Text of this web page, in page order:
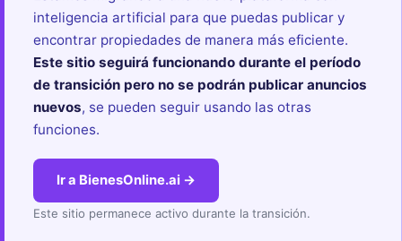
inteligencia artificial para que puedas publicar y
encontrar propiedades de manera más eficiente.
Este sitio seguirá funcionando durante el período
de transición pero no se podrán publicar anuncios
nuevos, se pueden seguir usando las otras
funciones.
Ir a BienesOnline.ai →
Este sitio permanece activo durante la transición.